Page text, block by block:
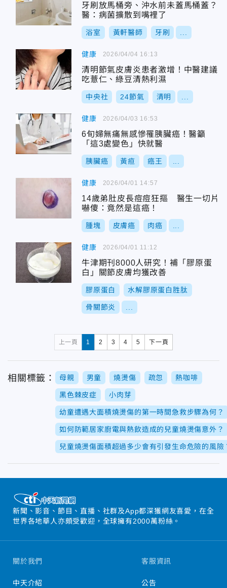
牙刷放馬桶旁、沖水前未蓋馬桶蓋？
醫：病菌擴散到嘴裡了
浴室 黃軒醫師 牙刷
健康
清明節氣皮膚炎患者激增！中醫建議
吃薏仁、綠豆清熱利濕
中央社 24節氣 清明
2026/04/04 16:13
健康
6旬婦無痛無感慘罹胰臟癌！醫籲
「這3處變色」快就醫
胰臟癌 黃疸 癌王
2026/04/03 16:53
健康
14歲弟肚皮長痘痘狂摳 醫生一切片
嚇傻：竟然是這癌！
腫塊 皮膚癌 肉癌
2026/04/01 14:57
健康
牛津期刊8000人研究！補「膠原蛋
白」關節皮膚均獲改善
膠原蛋白 水解膠原蛋白胜肽
骨關節炎
2026/04/01 11:12
上一頁 1 2 3 4 5 下一頁
相關標籤： 母親 男童 燒燙傷 疏忽 熱咖啡
黑色棘皮症 小肉芽
幼童遭遇大面積燒燙傷的第一時間急救步驟為何？
如何防範居家廚電與熱飲造成的兒童燒燙傷意外？
兒童燒燙傷面積超過多少會有引發生命危險的風險
新聞、影音、節目、直播、社群及App都深獲網友喜愛，在全
世界各地華人亦頗受歡迎，全球擁有2000萬粉絲。
關於我們
中天介紹
客服資訊
公告